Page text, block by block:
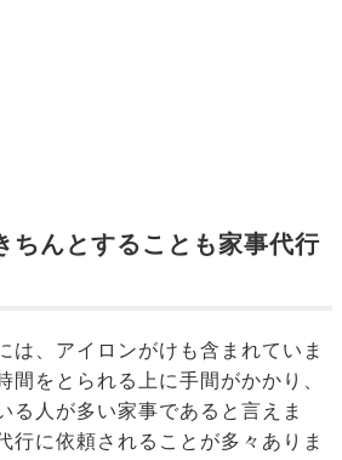
ちんとすることも家事代行
は、アイロンがけも含まれていま
間をとられる上に手間がかかり、
る人が多い家事であると言えま
行に依頼されることが多々ありま